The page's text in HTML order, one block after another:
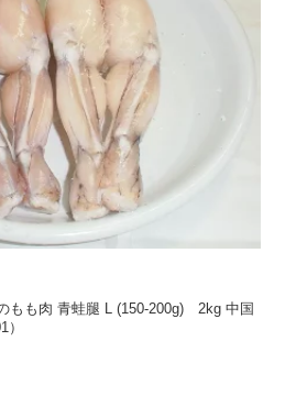
もも肉 青蛙腿 L (150-200g) 2kg 中国